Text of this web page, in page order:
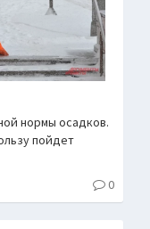
нормы осадков.
пойдет
0